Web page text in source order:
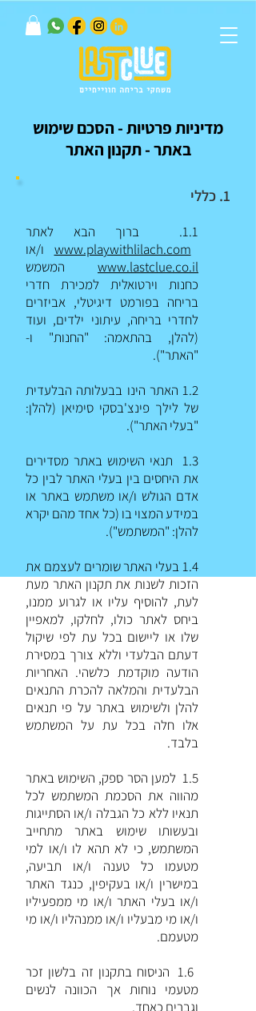
מדיניות פרטיות - הסכם שימוש
באתר - תקנון האתר
1. כללי
1.1. ברוך הבא לאתר
www.playwithlilach.com ו/או
www.lastclue.co.il המשמש
כחנות וירטואלית למכירת חדרי
בריחה בפורמט דיגיטלי, אביזרים
לחדרי בריחה, עיתוני ילדים, ועוד
(להלן, בהתאמה: "החנות" ו-
"האתר").
1.2 האתר הינו בבעלותה הבלעדית
של לילך פינצ'בסקי סימיאן (להלן:
"בעלי האתר").
1.3 תנאי השימוש באתר מסדירים
את היחסים בין בעלי האתר לבין כל
אדם הגולש ו/או משתמש באתר או
במידע המצוי בו (כל אחד מהם יקרא
להלן: "המשתמש").
1.4 בעלי האתר שומרים לעצמם את
הזכות לשנות את תקנון האתר מעת
לעת, להוסיף עליו או לגרוע ממנו,
ביחס לאתר כולו, לחלקו, למאפיין
שלו או ליישום בכל עת לפי שיקול
דעתם הבלעדי וללא צורך במסירת
הודעה מוקדמת כלשהי. האחריות
הבלעדית והמלאה להכרת התנאים
להלן ולשימוש באתר על פי תנאים
אלו חלה בכל עת על המשתמש
בלבד.
1.5 למען הסר ספק, השימוש באתר
מהווה את הסכמת המשתמש לכל
תנאיו ללא כל הגבלה ו/או הסתייגות
ובעשותו שימוש באתר מתחייב
המשתמש, כי לא תהא לו ו/או למי
מטעמו כל טענה ו/או תביעה,
במישרין ו/או בעקיפין, כנגד האתר
ו/או בעלי האתר ו/או מי ממפעיליו
ו/או מי מבעליו ו/או ממנהליו ו/או מי
מטעמם.
1.6 הניסוח בתקנון זה בלשון זכר
מטעמי נוחות אך הכוונה לנשים
וגברים כאחד.